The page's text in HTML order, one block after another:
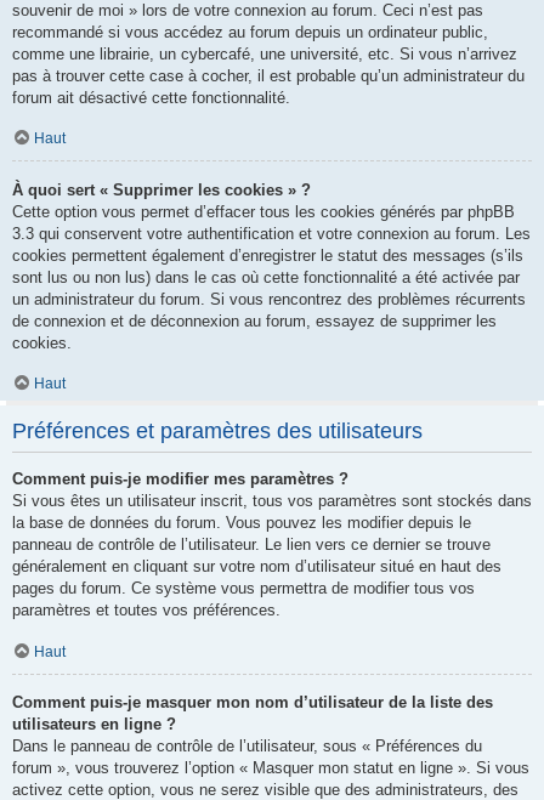
souvenir de moi » lors de votre connexion au forum. Ceci n’est pas
recommandé si vous accédez au forum depuis un ordinateur public,
comme une librairie, un cybercafé, une université, etc. Si vous n’arrivez
pas à trouver cette case à cocher, il est probable qu’un administrateur du
forum ait désactivé cette fonctionnalité.
Haut
À quoi sert « Supprimer les cookies » ?
Cette option vous permet d’effacer tous les cookies générés par phpBB
3.3 qui conservent votre authentification et votre connexion au forum. Les
cookies permettent également d’enregistrer le statut des messages (s’ils
sont lus ou non lus) dans le cas où cette fonctionnalité a été activée par
un administrateur du forum. Si vous rencontrez des problèmes récurrents
de connexion et de déconnexion au forum, essayez de supprimer les
cookies.
Haut
Préférences et paramètres des utilisateurs
Comment puis-je modifier mes paramètres ?
Si vous êtes un utilisateur inscrit, tous vos paramètres sont stockés dans
la base de données du forum. Vous pouvez les modifier depuis le
panneau de contrôle de l’utilisateur. Le lien vers ce dernier se trouve
généralement en cliquant sur votre nom d’utilisateur situé en haut des
pages du forum. Ce système vous permettra de modifier tous vos
paramètres et toutes vos préférences.
Haut
Comment puis-je masquer mon nom d’utilisateur de la liste des
utilisateurs en ligne ?
Dans le panneau de contrôle de l’utilisateur, sous « Préférences du
forum », vous trouverez l’option « Masquer mon statut en ligne ». Si vous
activez cette option, vous ne serez visible que des administrateurs, des